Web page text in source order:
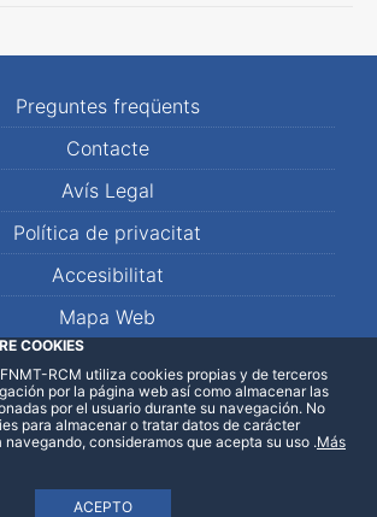
Preguntes freqüents
Contacte
Avís Legal
Política de privacitat
Accesibilitat
Mapa Web
WhatsApp
COOKIES
RCM utiliza cookies propias y de terceros
por la página web así como almacenar las
por el usuario durante su navegación. No
para almacenar o tratar datos de carácter
navegando, consideramos que acepta su uso
ACEPTO
.Más